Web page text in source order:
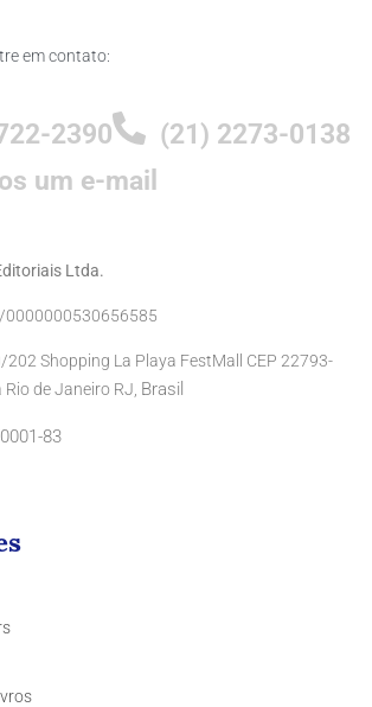
em contato:
2390
(21) 2273-0138
um e-mail
Ltda.
202 Shopping La Playa FestMall CEP 22793-
de Janeiro RJ, Brasil
83